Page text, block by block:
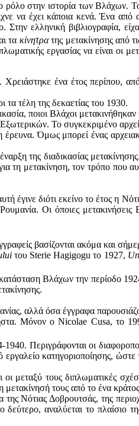
ρόλο στην ιστορία των Βλάχων.
να έχει κάποια κενά. Ένα από
ελληνική βιβλιογραφία,
τα κίνητρατης μετακίνησης από
εργασίας να είναι οι
ένα έτος περίπου,
τα τέλη της δεκαετίας του 1930.
ποιοι Βλάχοι μετακινήθηκαν
Το συγκεκριμένο
έρευνα. Όμως μπορεί ένας
της διαδικασίας
τη μετακίνηση, τον τρόπο που
έγινε διότι εκείνο το έτος η
Οι όποιες
βασίζονται ακόμα και
του Sterie Hagigogu το 1927,
Βλάχων την περίοδο
αλλά όσα έγγραφα
Μόνον ο Nicolae Cusa, το
Περιγράφονται οι
κατηγοριοποίησης, ώστε
οι μεταξύ τους διπλωματικές
μετακίνησή τους από το ένα
Νότιας Δοβρουτσάς, της
δεύτερο, αναλύεται το πλαίσιο